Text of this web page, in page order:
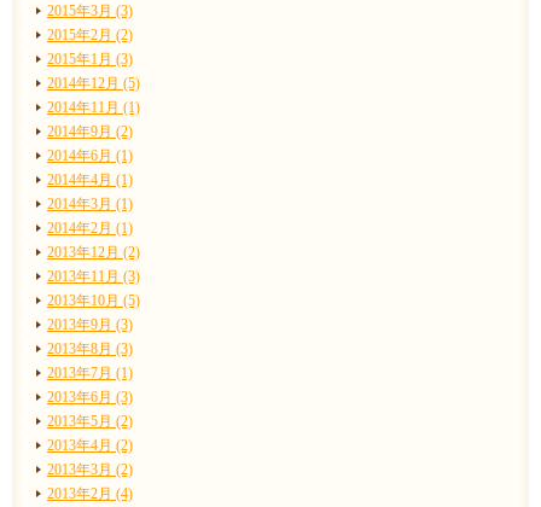
2015年3月 (3)
2015年2月 (2)
2015年1月 (3)
2014年12月 (5)
2014年11月 (1)
2014年9月 (2)
2014年6月 (1)
2014年4月 (1)
2014年3月 (1)
2014年2月 (1)
2013年12月 (2)
2013年11月 (3)
2013年10月 (5)
2013年9月 (3)
2013年8月 (3)
2013年7月 (1)
2013年6月 (3)
2013年5月 (2)
2013年4月 (2)
2013年3月 (2)
2013年2月 (4)